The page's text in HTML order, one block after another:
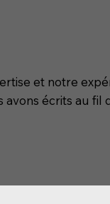
et notre
écrits au fil